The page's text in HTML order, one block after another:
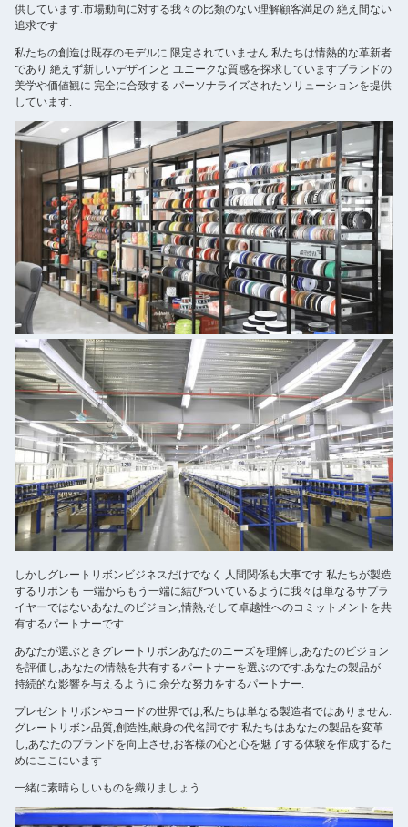
供しています.市場動向に対する我々の比類のない理解顧客満足の 絶え間ない
追求です
私たちの創造は既存のモデルに 限定されていません 私たちは情熱的な革新者
であり 絶えず新しいデザインと ユニークな質感を探求していますブランドの
美学や価値観に 完全に合致する パーソナライズされたソリューションを提供
しています.
しかし グレートリボン ビジネスだけでなく 人間関係も大事です 私たちが製造
するリボンも 一端からもう一端に結びついているように我々は単なるサプラ
イヤーではないあなたのビジョン,情熱,そして卓越性へのコミットメントを共
有するパートナーです
あなたが選ぶとき グレートリボンあなたのニーズを理解し,あなたのビジョン
を評価し,あなたの情熱を共有するパートナーを選ぶのです.あなたの製品が
持続的な影響を与えるように 余分な努力をするパートナー.
プレゼントリボンやコードの世界では,私たちは単なる製造者ではありません.
グレートリボン品質,創造性,献身の代名詞です 私たちはあなたの製品を変革
し,あなたのブランドを向上させ,お客様の心と心を魅了する体験を作成するた
めにここにいます
一緒に素晴らしいものを織りましょう